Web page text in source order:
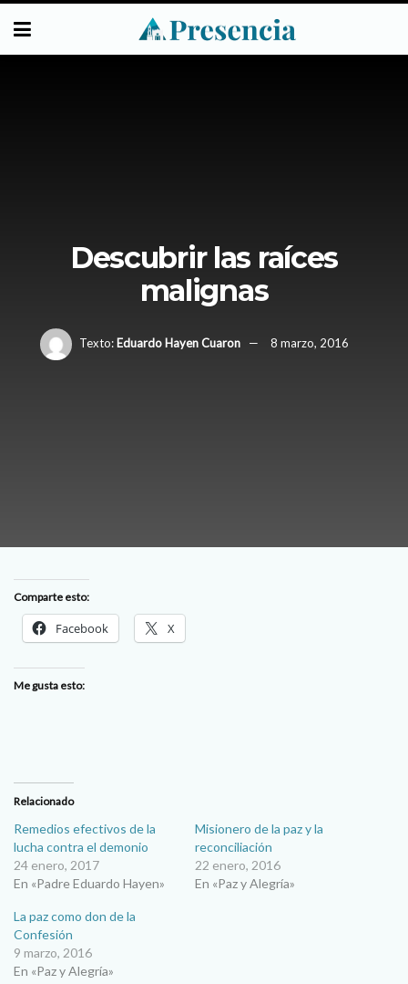
Descubrir las raíces
malignas
Texto: Eduardo Hayen Cuaron 8 marzo, 2016
Comparte esto:
Facebook X
Me gusta esto:
Relacionado
Remedios efectivos de la
lucha contra el demonio
24 enero, 2017
En «Padre Eduardo Hayen»
Misionero de la paz y la
reconciliación
22 enero, 2016
En «Paz y Alegría»
La paz como don de la
Confesión
9 marzo, 2016
En «Paz y Alegría»